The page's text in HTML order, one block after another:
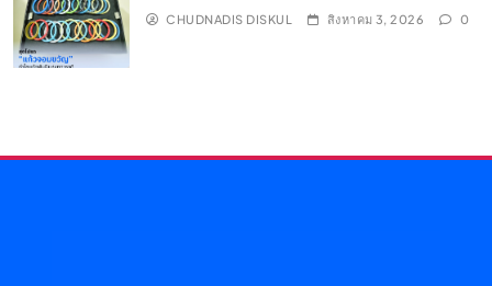
CHUDNADIS DISKUL สิงหาคม 3, 2026 0